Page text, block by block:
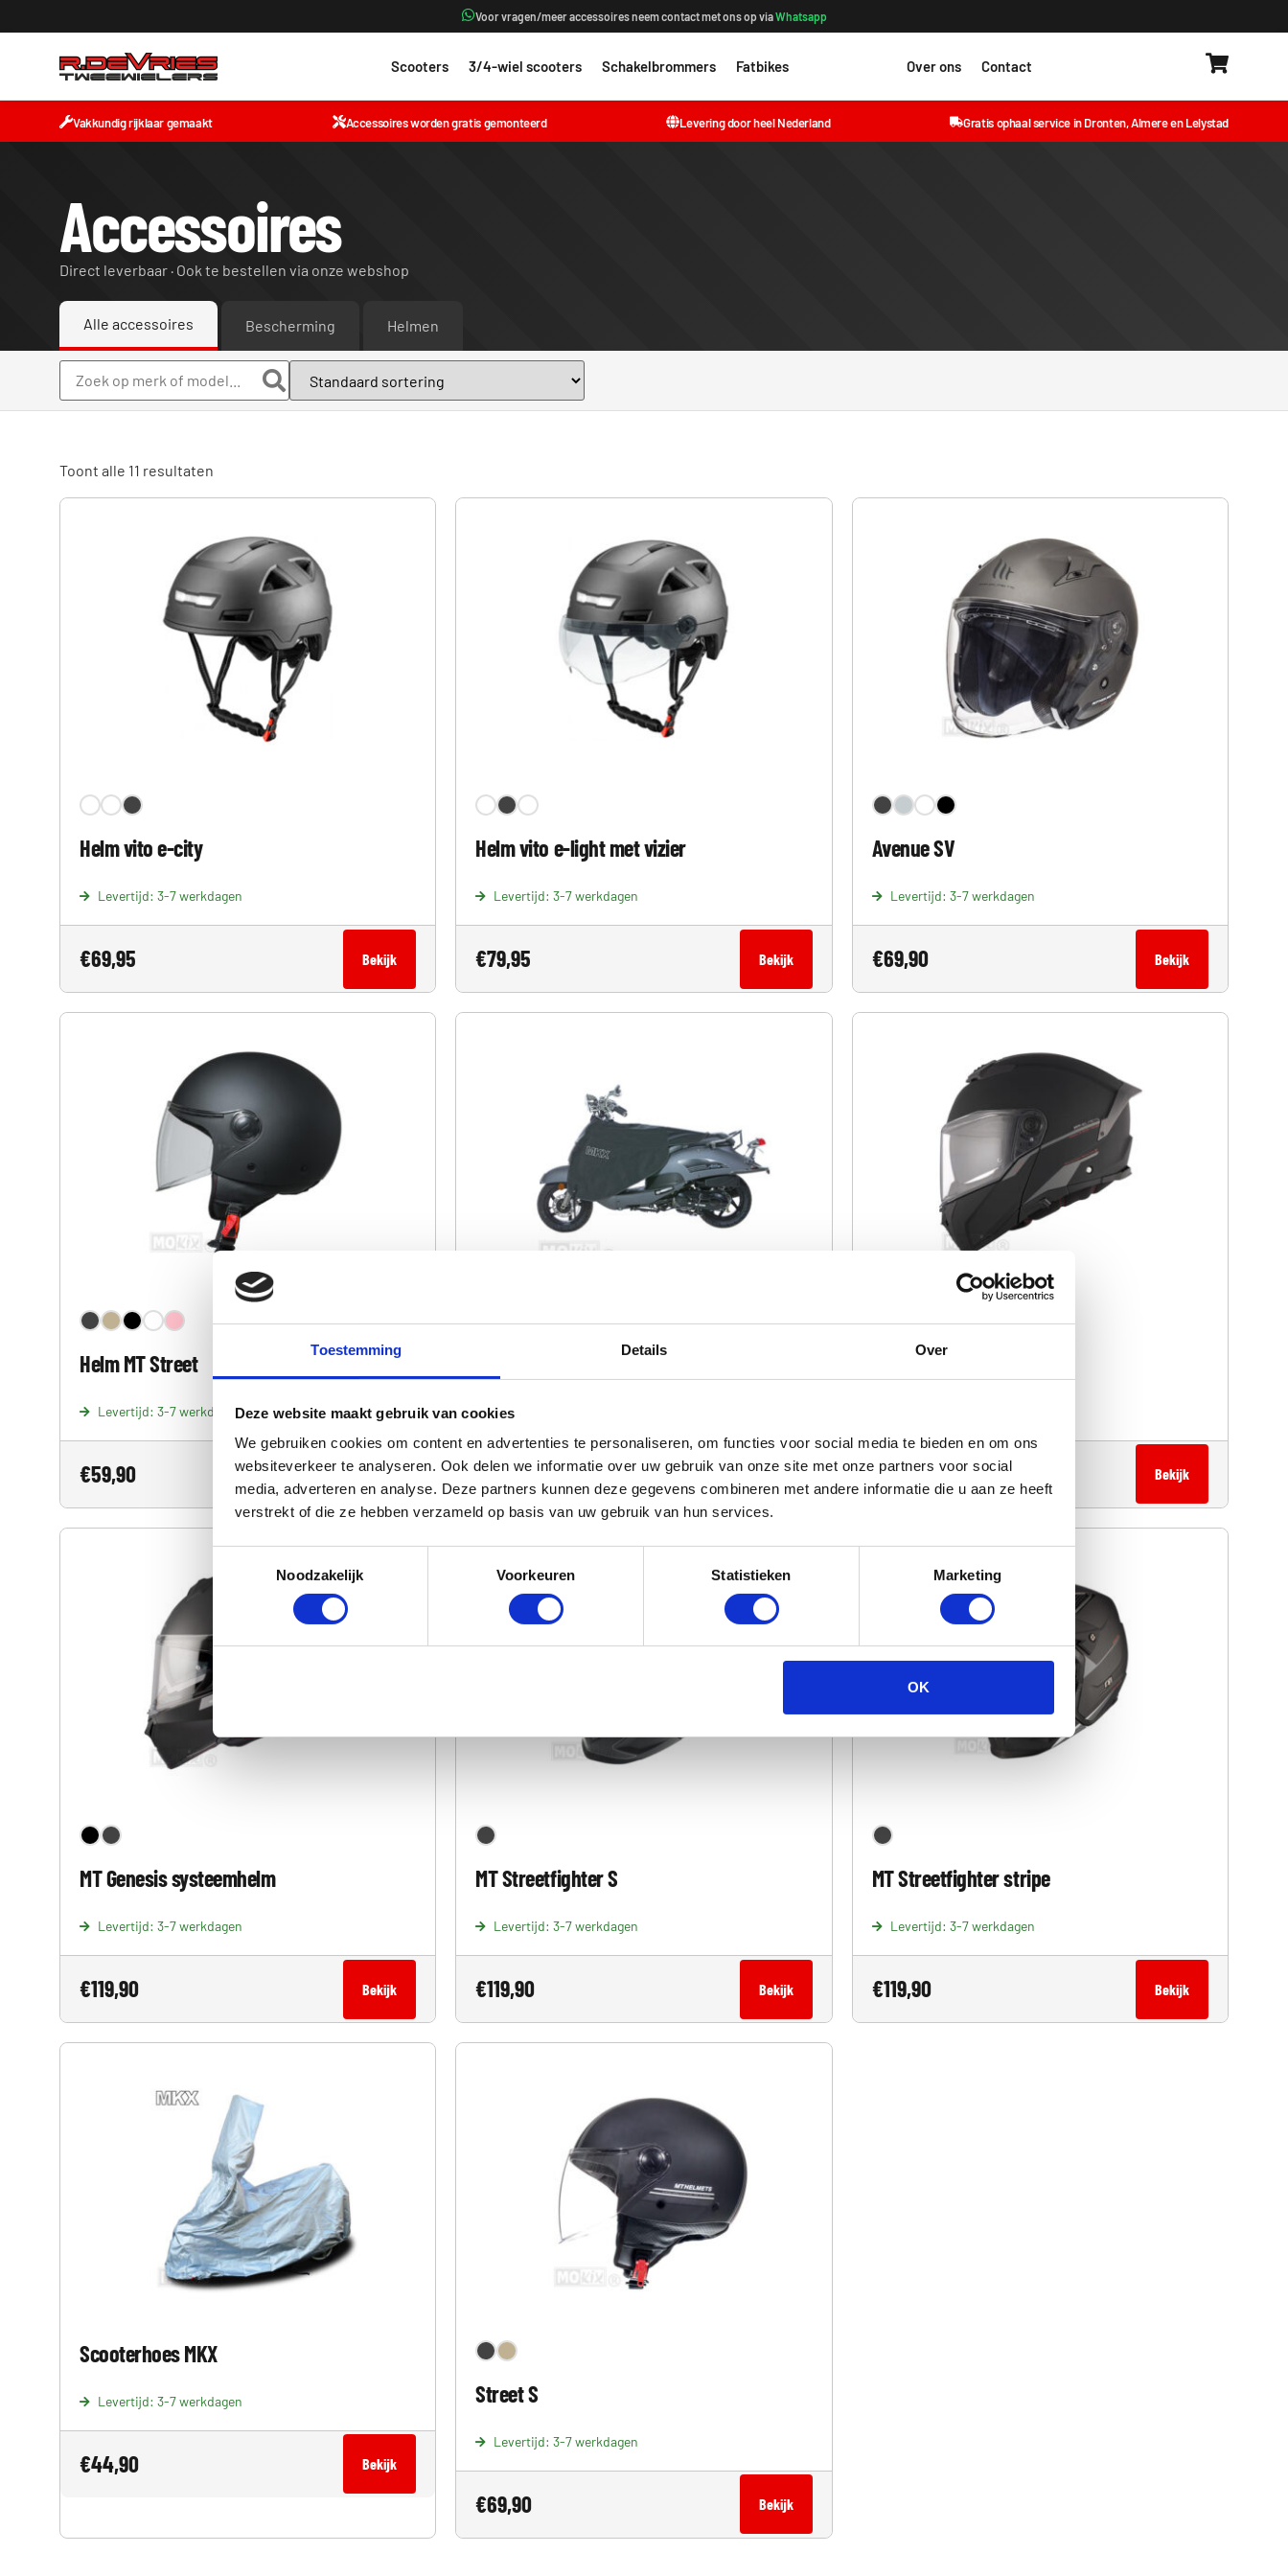
Toestemming Details Over
Deze website maakt gebruik van cookies
We gebruiken cookies om content en advertenties te personaliseren, om functies voor social media te bieden en om ons
websiteverkeer te analyseren. Ook delen we informatie over uw gebruik van onze site met onze partners voor social
media, adverteren en analyse. Deze partners kunnen deze gegevens combineren met andere informatie die u aan ze heeft
verstrekt of die ze hebben verzameld op basis van uw gebruik van hun services.
Noodzakelijk
Voorkeuren Statistieken Marketing
OK
Voor vragen/meer accessoires neem contact met ons op viaWhatsapp
Scooters 3/4-wiel scooters Schakelbrommers Fatbikes Over ons Contact
Vakkundig rijklaar gemaakt Accessoires worden gratis gemonteerd Levering door heel Nederland Gratis ophaal service in Dronten, Almere en Lelystad
Accessoires
Direct leverbaar · Ook te bestellen via onze webshop
Alle accessoires Bescherming Helmen
Toont alle 11 resultaten
Helm vito e-city
Levertijd: 3-7 werkdagen
€69,95 Bekijk
Helm vito e-light met vizier
Levertijd: 3-7 werkdagen
€79,95 Bekijk
Avenue SV
Levertijd: 3-7 werkdagen
€69,90 Bekijk
Helm MT Street
Levertijd: 3-7 werkdagen
€59,90 Bekijk
Beencover MKX
€ 49,90 KOPEN
MT Atom 2 systeemhelm
€149,90 Bekijk
MT Genesis systeemhelm
Levertijd: 3-7 werkdagen
€119,90 Bekijk
MT Streetfighter S
Levertijd: 3-7 werkdagen
€119,90 Bekijk
MT Streetfighter stripe
Levertijd: 3-7 werkdagen
€119,90 Bekijk
Scooterhoes MKX
Levertijd: 3-7 werkdagen
€44,90 Bekijk
Street S
Levertijd: 3-7 werkdagen
€69,90 Bekijk